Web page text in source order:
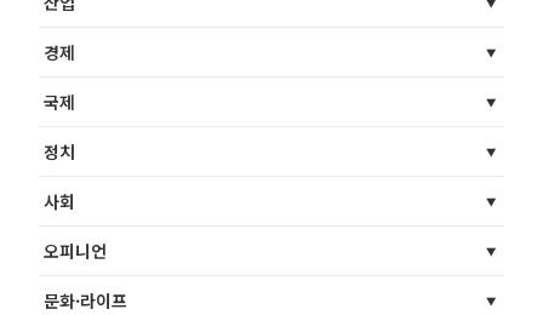
경제
국제
정치
사회
오피니언
문화·라이프